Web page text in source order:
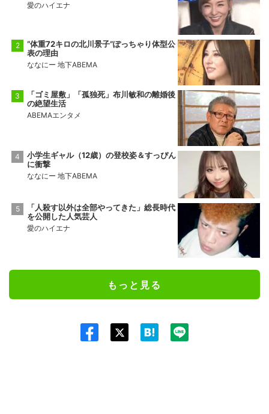
愛のハイエナ
“体重72キロの北川景子”ぽっちゃり体型公
表の理由
ななにー 地下ABEMA
「ゴミ屋敷」「孤独死」布川敏和の離婚後
の絶望生活
ABEMAエンタメ
小学生ギャル（12歳）の登校姿＆すっぴん
に衝撃
ななにー 地下ABEMA
「人殺す以外は全部やってきた」総長時代
を公開した人気芸人
愛のハイエナ
もっと見る